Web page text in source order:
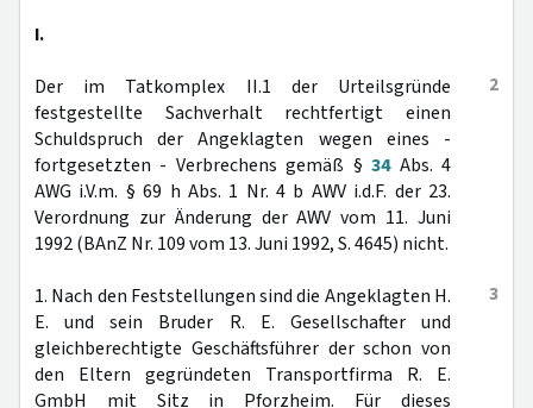
I.
2
Der im Tatkomplex II.1 der Urteilsgründe
festgestellte Sachverhalt rechtfertigt einen
Schuldspruch der Angeklagten wegen eines -
fortgesetzten - Verbrechens gemäß §34Abs. 4
AWG i.V.m. § 69 h Abs. 1 Nr. 4 b AWV i.d.F. der 23.
Verordnung zur Änderung der AWV vom 11. Juni
1992 (BAnZ Nr. 109 vom 13. Juni 1992, S. 4645) nicht.
3
1. Nach den Feststellungen sind die Angeklagten H.
E. und sein Bruder R. E. Gesellschafter und
gleichberechtigte Geschäftsführer der schon von
den Eltern gegründeten Transportfirma R. E.
GmbH mit Sitz in Pforzheim. Für dieses